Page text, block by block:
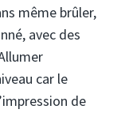
même brûler,
avec des
car le
de